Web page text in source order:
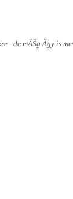
de mĂŠg Ă­gy is